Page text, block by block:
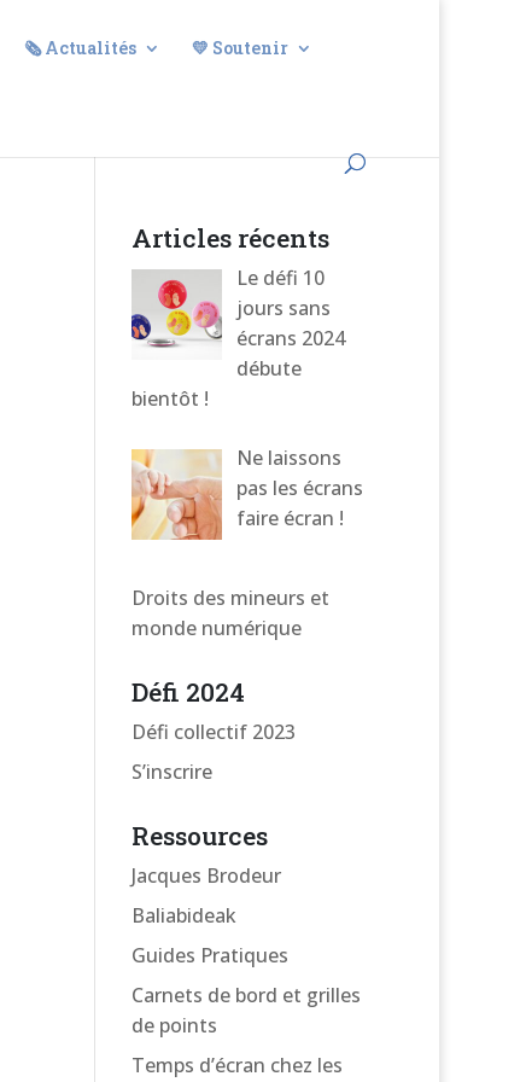
🗞️ Actualités 💛 Soutenir
Articles récents
Le défi 10
jours sans
écrans 2024
débute
bientôt !
Ne laissons
pas les écrans
faire écran !
Droits des mineurs et
monde numérique
Défi 2024
Défi collectif 2023
S’inscrire
Ressources
Jacques Brodeur
Baliabideak
Guides Pratiques
Carnets de bord et grilles
de points
Temps d’écran chez les